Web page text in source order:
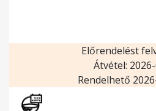
Előrendelést
Átvétel:
Rendelhető